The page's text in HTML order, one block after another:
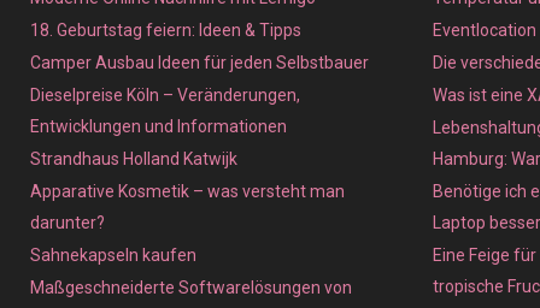
18. Geburtstag feiern: Ideen & Tipps
Camper Ausbau Ideen für jeden Selbstbauer
Dieselpreise Köln – Veränderungen,
Entwicklungen und Informationen
Strandhaus Holland Katwijk
Apparative Kosmetik – was versteht man
darunter?
Sahnekapseln kaufen
Maßgeschneiderte Softwarelösungen von
Eventlocation
Die
Was ist eine
Hamburg:
Benötige ich
Laptop
Eine Feige
tropische